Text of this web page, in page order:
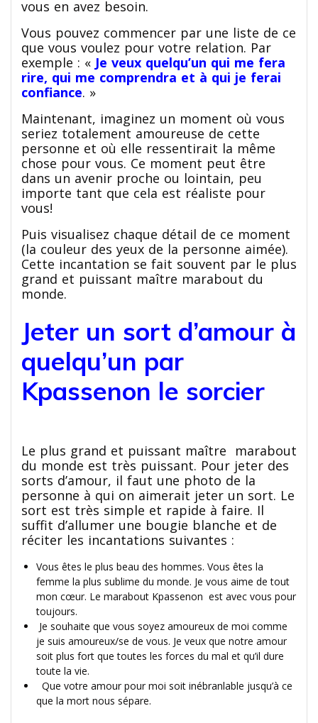
vous en avez besoin.
Vous pouvez commencer par une liste de ce
que vous voulez pour votre relation. Par
exemple : « Je veux quelqu’un qui me fera
rire, qui me comprendra et à qui je ferai
confiance. »
Maintenant, imaginez un moment où vous
seriez totalement amoureuse de cette
personne et où elle ressentirait la même
chose pour vous. Ce moment peut être
dans un avenir proche ou lointain, peu
importe tant que cela est réaliste pour
vous!
Puis visualisez chaque détail de ce moment
(la couleur des yeux de la personne aimée).
Cette incantation se fait souvent par le plus
grand et puissant maître marabout du
monde.
Jeter un sort d’amour à
quelqu’un par
Kpassenon le sorcier
Le plus grand et puissant maître marabout
du monde est très puissant. Pour jeter des
sorts d’amour, il faut une photo de la
personne à qui on aimerait jeter un sort. Le
sort est très simple et rapide à faire. Il
suffit d’allumer une bougie blanche et de
réciter les incantations suivantes :
Vous êtes le plus beau des hommes. Vous êtes la
femme la plus sublime du monde. Je vous aime de tout
mon cœur. Le marabout Kpassenon est avec vous pour
toujours.
Je souhaite que vous soyez amoureux de moi comme
je suis amoureux/se de vous. Je veux que notre amour
soit plus fort que toutes les forces du mal et qu’il dure
toute la vie.
Que votre amour pour moi soit inébranlable jusqu’à ce
que la mort nous sépare.